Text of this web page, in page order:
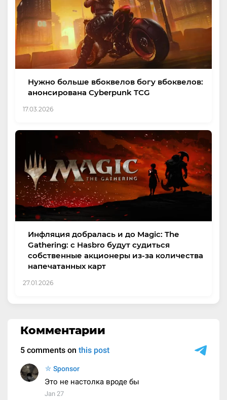
Нужно больше вбоквелов богу вбоквелов:
анонсирована Cyberpunk TCG
17.03.2026
Инфляция добралась и до Magic: The
Gathering: с Hasbro будут судиться
собственные акционеры из-за количества
напечатанных карт
27.01.2026
Комментарии